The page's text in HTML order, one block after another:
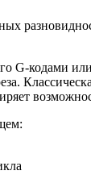
G-кодами